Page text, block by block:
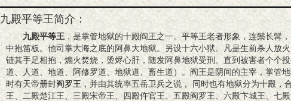
九殿平等王简介：
九殿平等王 ，是掌管地狱的十殿阎王之一。平等王老者形象，连鬃长髯
中抱笛板。他司掌大海之底的阿鼻大地狱。另设十六小狱。凡是生前杀人放
链其手足相抱，煽火焚烧，烫烬心肝，随发阿鼻地狱受刑。直到被害者个个
道、人道、地道、阿修罗道、地狱道、畜生道）。阎王是阴间的主宰，掌管
时有天帝册封阎罗王 ，并由其统率五岳卫兵之说， 同时也有地狱分为十殿，
王、二殿楚江王、三殿宋帝王、四殿仵官王、五殿阎罗王、六殿卞城王、七